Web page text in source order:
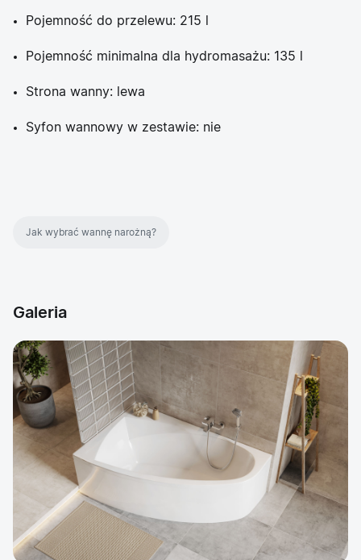
Pojemność do przelewu: 215 l
Pojemność minimalna dla hydromasażu: 135 l
Strona wanny: lewa
Syfon wannowy w zestawie: nie
Jak wybrać wannę narożną?
Galeria